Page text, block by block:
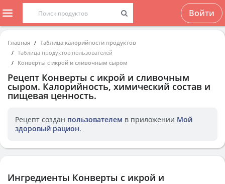
Войти
Главная
Таблица калорийности продуктов
Таблица продуктов пользователей
Конверты с икрой и сливочным сыром
Рецепт Конверты с икрой и сливочным
сыром. Калорийность, химический состав и
пищевая ценность.
Рецепт создан пользователем в приложении Мой
здоровый рацион.
Ингредиенты Конверты с икрой и